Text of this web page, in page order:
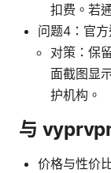
扣费。若
问题4：官
对策：保
面截图显
护机构。
与
价格与性价